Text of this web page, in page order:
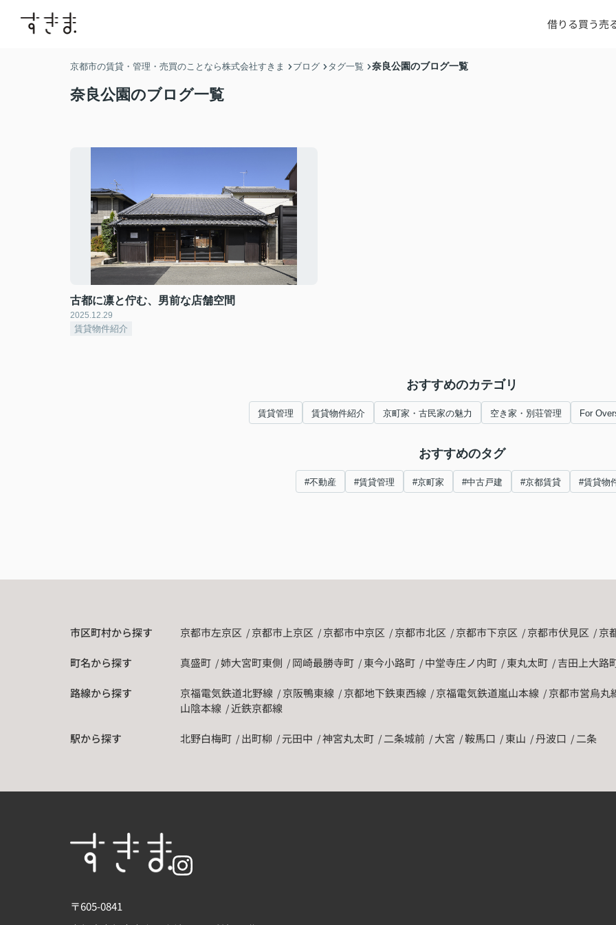
借りる買う売
京都市の賃貸・管理・売買のことなら株式会社すきま ブログ タグ一覧 奈良公園のブログ一覧
奈良公園のブログ一覧
古都に凛と佇む、男前な店舗空間
2025.12.29
賃貸物件紹介
おすすめのカテゴリ
賃貸管理 賃貸物件紹介 京町家・古民家の魅力 空き家・別荘管理 For
おすすめのタグ
#不動産 #賃貸管理 #京町家 #中古戸建 #京都賃貸 #賃貸物
市区町村から探す 京都市左京区 京都市上京区 京都市中京区 京都市北区 京都市下京区 京都市伏見区 京
町名から探す 真盛町 姉大宮町東側 岡崎最勝寺町 東今小路町 中堂寺庄ノ内町 東丸太町 吉田上大路
路線から探す 京福電気鉄道北野線 京阪鴨東線 京都地下鉄東西線 京福電気鉄道嵐山本線 京都市営烏丸
山陰本線
近鉄京都線
駅から探す 北野白梅町 出町柳 元田中 神宮丸太町 二条城前 大宮 鞍馬口 東山 丹波口 二条
〒605-0841